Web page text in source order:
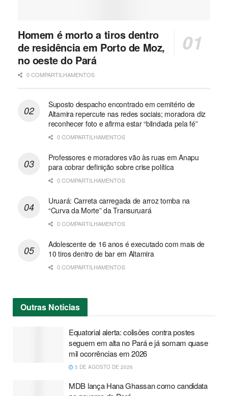
Homem é morto a tiros dentro
de residência em Porto de Moz,
no oeste do Pará
0 COMPARTILHAMENTOS
Suposto despacho encontrado em cemitério de
Altamira repercute nas redes sociais; moradora diz
reconhecer foto e afirma estar “blindada pela fé”
0 COMPARTILHAMENTOS
Professores e moradores vão às ruas em Anapu
para cobrar definição sobre crise política
0 COMPARTILHAMENTOS
Uruará: Carreta carregada de arroz tomba na
“Curva da Morte” da Transuruará
0 COMPARTILHAMENTOS
Adolescente de 16 anos é executado com mais de
10 tiros dentro de bar em Altamira
0 COMPARTILHAMENTOS
Outras Notícias
Equatorial alerta: colisões contra postes
seguem em alta no Pará e já somam quase
mil ocorrências em 2026
5 DE AGOSTO DE 2026
MDB lança Hana Ghassan como candidata